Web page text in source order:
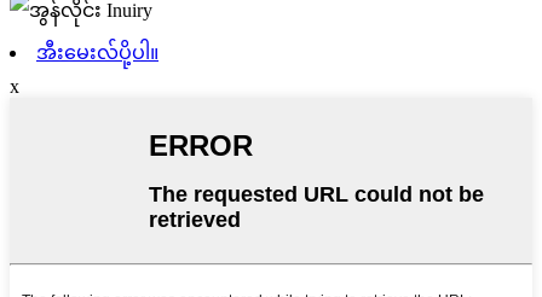
အီးမေးလ်ပို့ပါ။
x